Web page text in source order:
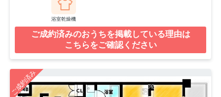
浴室乾燥機
ご成約済みのおうちを掲載している理由は
こちらをご確認ください
ご成約済み